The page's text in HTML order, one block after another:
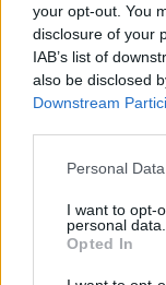
your opt-out. You
disclosure of your
IAB’s list of
also be disclosed
Downstream
Personal
I want to opt-
personal data.
Opted In
Γαλλικό Σούπερ
για πρώτη φορά
πρόκειται μόνο
πηγή έμπνευσης
να πω ότι
δίπλα του.
περισσότερα
σε αναγκάζουν